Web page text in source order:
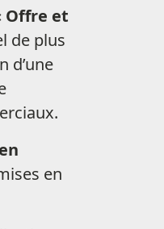
Offre et
de plus
d’une
en